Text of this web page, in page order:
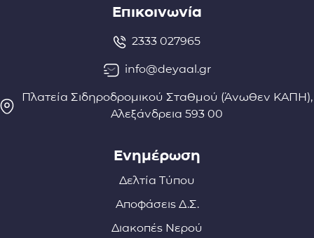
Επικοινωνία
2333 027965
info@deyaal.gr
Πλατεία Σιδηροδρομικού Σταθμού (Άνωθεν ΚΑΠΗ),
Αλεξάνδρεια 593 00
Ενημέρωση
Δελτία Τύπου
Αποφάσεις Δ.Σ.
Διακοπές Νερού